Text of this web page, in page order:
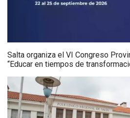
Salta organiza el VI Congreso
“Educar en tiempos de